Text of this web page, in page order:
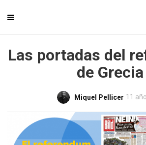
Las portadas del
de Grecia
Miquel Pellicer 11